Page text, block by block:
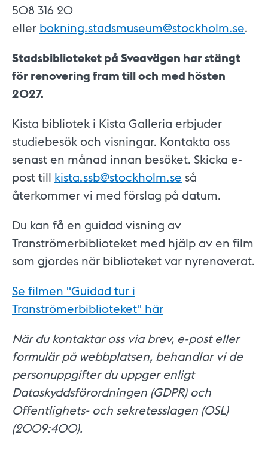
508 316 20
eller bokning.stadsmuseum@stockholm.se.
Stadsbiblioteket på Sveavägen har stängt
för renovering fram till och med hösten
2027.
Kista bibliotek i Kista Galleria erbjuder
studiebesök och visningar. Kontakta oss
senast en månad innan besöket. Skicka e-
post till kista.ssb@stockholm.se så
återkommer vi med förslag på datum.
Du kan få en guidad visning av
Tranströmerbiblioteket med hjälp av en film
som gjordes när biblioteket var nyrenoverat.
Se filmen "Guidad tur i
Tranströmerbiblioteket" här
När du kontaktar oss via brev, e-post eller
formulär på webbplatsen, behandlar vi de
personuppgifter du uppger enligt
Dataskyddsförordningen (GDPR) och
Offentlighets- och sekretesslagen (OSL)
(2009:400).